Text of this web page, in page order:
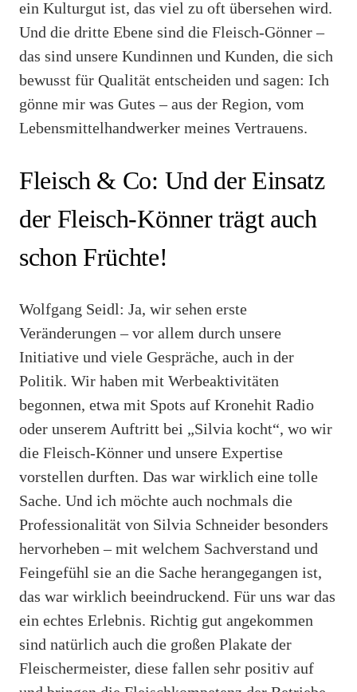
ein Kulturgut ist, das viel zu oft übersehen wird.
Und die dritte Ebene sind die Fleisch-Gönner –
das sind unsere Kundinnen und Kunden, die sich
bewusst für Qualität entscheiden und sagen: Ich
gönne mir was Gutes – aus der Region, vom
Lebensmittelhandwerker meines Vertrauens.
Fleisch & Co: Und der Einsatz
der Fleisch-Könner trägt auch
schon Früchte!
Wolfgang Seidl: Ja, wir sehen erste
Veränderungen – vor allem durch unsere
Initiative und viele Gespräche, auch in der
Politik. Wir haben mit Werbeaktivitäten
begonnen, etwa mit Spots auf Kronehit Radio
oder unserem Auftritt bei „Silvia kocht“, wo wir
die Fleisch-Könner und unsere Expertise
vorstellen durften. Das war wirklich eine tolle
Sache. Und ich möchte auch nochmals die
Professionalität von Silvia Schneider besonders
hervorheben – mit welchem Sachverstand und
Feingefühl sie an die Sache herangegangen ist,
das war wirklich beeindruckend. Für uns war das
ein echtes Erlebnis. Richtig gut angekommen
sind natürlich auch die großen Plakate der
Fleischermeister, diese fallen sehr positiv auf